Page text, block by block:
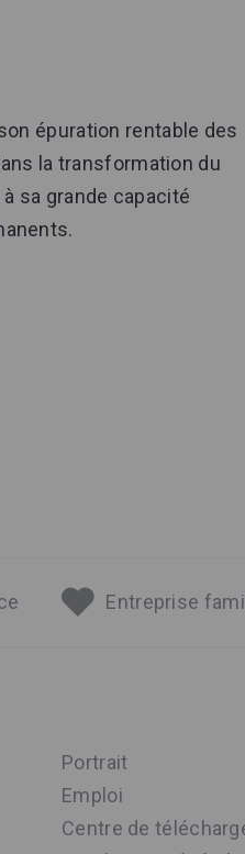
épuration rentable des
la transformation du
sa grande capacité
Entreprise
Portrait
Emploi
Centre de